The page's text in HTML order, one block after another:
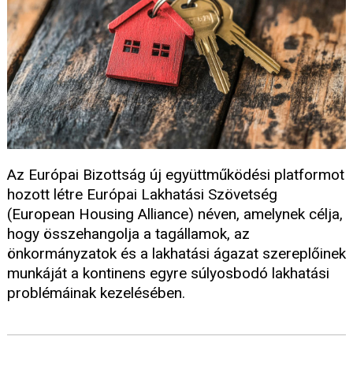
Az Európai Bizottság új együttműködési platformot
hozott létre Európai Lakhatási Szövetség
(European Housing Alliance) néven, amelynek célja,
hogy összehangolja a tagállamok, az
önkormányzatok és a lakhatási ágazat szereplőinek
munkáját a kontinens egyre súlyosbodó lakhatási
problémáinak kezelésében.